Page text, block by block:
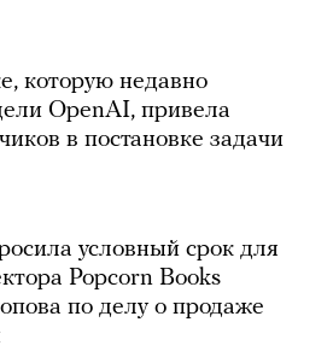
которую недавно
OpenAI, привела
в постановке задачи
условный срок для
Popcorn Books
по делу о продаже